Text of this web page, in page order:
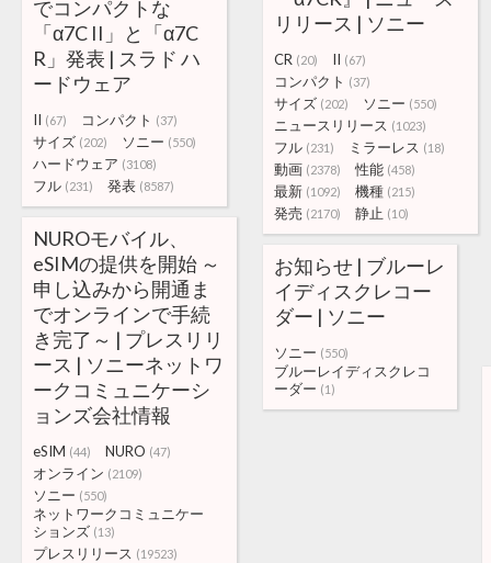
リリース | ソニー
CR (20) II (67)
コンパクト (37)
サイズ (202) ソニー (550)
ニュースリリース (1023)
フル (231) ミラーレス (18)
動画 (2378) 性能 (458)
最新 (1092) 機種 (215)
発売 (2170) 静止 (10)
でコンパクトな
「α7C II」と「α7C
R」発表 | スラド ハ
ードウェア
II (67) コンパクト (37)
サイズ (202) ソニー (550)
ハードウェア (3108)
フル (231) 発表 (8587)
NUROモバイル、
eSIMの提供を開始 ～
申し込みから開通ま
でオンラインで手続
き完了～ | プレスリリ
ース | ソニーネットワ
ークコミュニケーシ
ョンズ会社情報
eSIM (44) NURO (47)
オンライン (2109)
ソニー (550)
ネットワークコミュニケー
ションズ (13)
プレスリリース (19523)
お知らせ | ブルーレ
イディスクレコー
ダー | ソニー
ソニー (550)
ブルーレイディスクレコ
ーダー (1)